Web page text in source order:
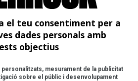
Següent >
el teu consentiment per a
dades personals amb
objectius
mesurament de la publicitat
sobre el públic i desenvolupament